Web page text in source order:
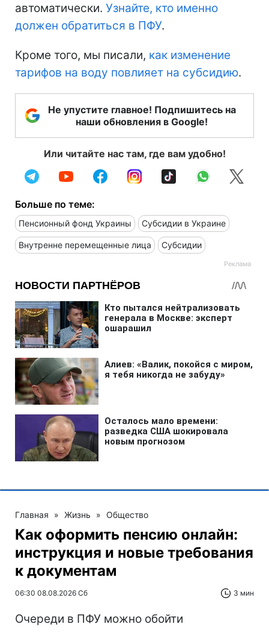
автоматически. Узнайте, кто именно
должен обратиться в ПФУ.
Кроме того, мы писали, как изменение
тарифов на воду повлияет на субсидию.
Не упустите главное! Подпишитесь на
наши обновления в Google!
Или читайте нас там, где вам удобно!
Больше по теме:
Пенсионный фонд Украины Субсидии в Украине
Внутренне перемещенные лица Субсидии
Главная » Жизнь » Общество
Как оформить пенсию онлайн:
инструкция и новые требования
к документам
06:30 08.08.2026 Сб 3 мин
Очереди в ПФУ можно обойти